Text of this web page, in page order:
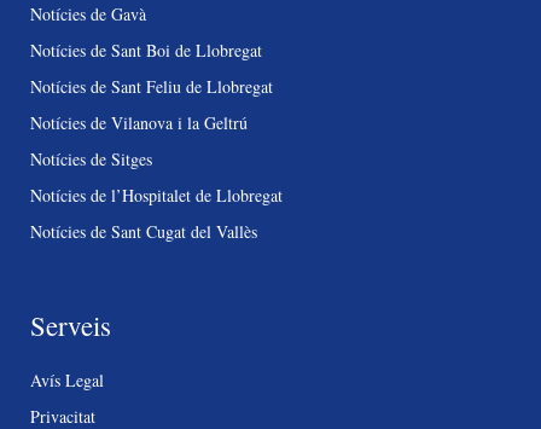
Notícies de Gavà
Notícies de Sant Boi de Llobregat
Notícies de Sant Feliu de Llobregat
Notícies de Vilanova i la Geltrú
Notícies de Sitges
Notícies de l’Hospitalet de Llobregat
Notícies de Sant Cugat del Vallès
Serveis
Avís Legal
Privacitat